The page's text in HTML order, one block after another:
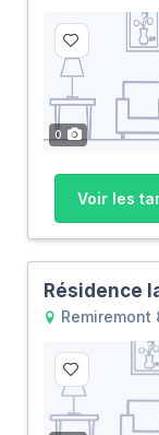
0
Voir les
Résidence
Remiremont